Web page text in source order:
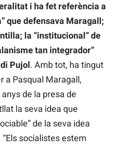
i ha fet referència a
que defensava Maragall;
la “institucional” de
tan integrador”
Pujol. Amb tot, ha tingut
a Pasqual Maragall,
de la presa de
la seva idea que
de la seva idea
“Els socialistes estem